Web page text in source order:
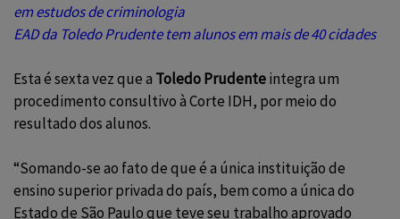
em estudos de criminologia
EAD da Toledo Prudente tem alunos em mais de 40 cidades
Esta é sexta vez que a Toledo Prudenteintegra um
procedimento consultivo à Corte IDH, por meio do
resultado dos alunos.
“Somando-se ao fato de que é a única instituição de
ensino superior privada do país, bem como a única do
Estado de São Paulo que teve seu trabalho aprovado